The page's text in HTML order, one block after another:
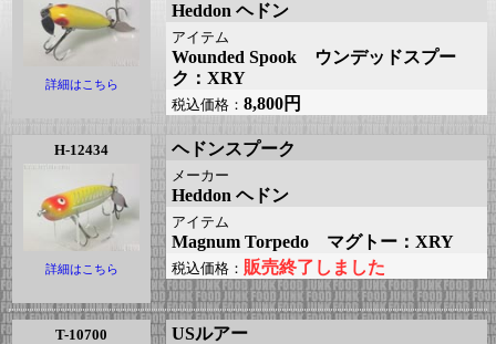
詳細はこちら
Heddon ヘドン
アイテム
Wounded Spook ウンデッドスプー
ク：XRY
税込価格： 8,800円
H-12434
詳細はこちら
ヘドンスプーク
メーカー
Heddon ヘドン
アイテム
Magnum Torpedo マグトー：XRY
税込価格： 販売終了しました
T-10700 USルアー